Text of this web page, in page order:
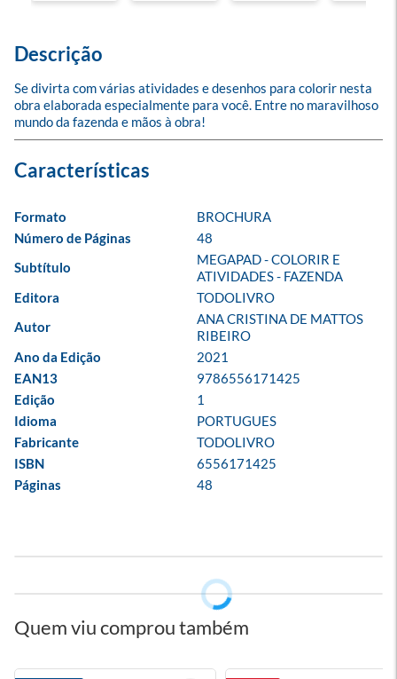
Descrição
Se divirta com várias atividades e desenhos para colorir nesta
obra elaborada especialmente para você. Entre no maravilhoso
mundo da fazenda e mãos à obra!
Formato
BROCHURA
Número de Páginas
48
Subtítulo
MEGAPAD - COLORIR E
ATIVIDADES - FAZENDA
Editora
TODOLIVRO
Autor
ANA CRISTINA DE MATTOS
RIBEIRO
Ano da Edição
2021
EAN13
9786556171425
Edição
1
Idioma
PORTUGUES
Fabricante
TODOLIVRO
ISBN
6556171425
Páginas
48
Quem viu comprou também